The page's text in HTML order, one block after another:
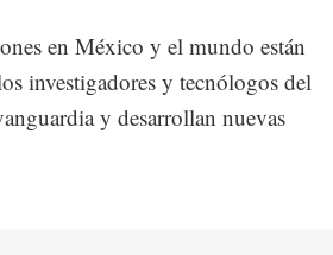
en México y el mundo están
investigadores y tecnólogos del
y desarrollan nuevas